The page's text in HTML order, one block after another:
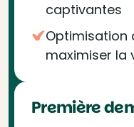
captivantes
Optimisation
maximiser la
Première